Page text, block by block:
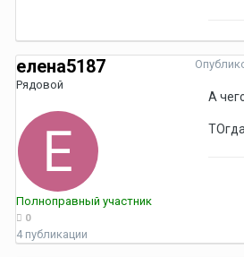
елена5187
Рядовой
Полноправный участник
0
4 публикации
А